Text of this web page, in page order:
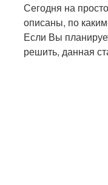
Сегодня на
описаны, по
Если Вы
решить, данная